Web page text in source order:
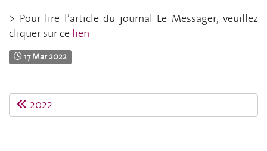
> Pour lire l’article du journal Le Messager, veuillez
cliquer sur ce lien
17 Mar 2022
2022